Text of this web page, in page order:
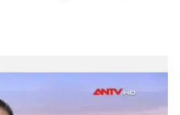
bối cảnh đó, Sáng kiến
Ấn Độ được xem là một
sâu rộng trong khu